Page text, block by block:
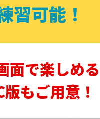
習可能！
面で楽しめる
版もご用意！